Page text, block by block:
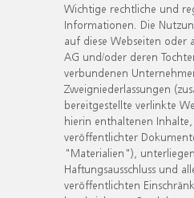
Wichtige rechtliche und
Informationen. Die
auf diese Webseiten oder
AG und/oder deren
verbundenen
Zweigniederlassungen
bereitgestellte verlinkte
hierin enthaltenen
veröffentlichter
"Materialien"),
Haftungsausschluss und
veröffentlichten